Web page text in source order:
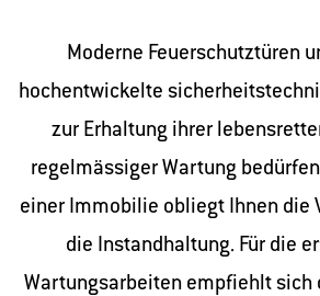
Moderne Feuerschutztüren
hochentwickelte
zur Erhaltung ihrer
regelmässiger Wartung
einer Immobilie obliegt Ihnen die
die Instandhaltung. Für die
Wartungsarbeiten empfiehlt sich